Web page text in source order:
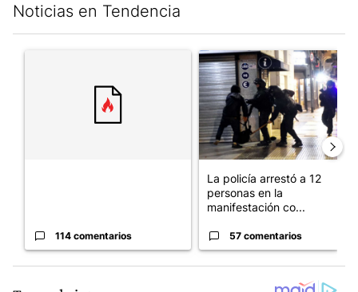
Noticias en Tendencia
Un artículo de tendencia con el título "" con 114 comentarios.
114 comentarios
Un artículo de tendencia con
La policía arrestó a 12
personas en la
manifestación co...
57 comentarios